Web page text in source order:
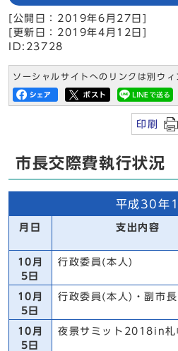
[公開日：2019年6月27日]
[更新日：2019年4月12日]
ID:23728
ソーシャルサイトへのリンクは別ウィ
印刷
市長交際費執行状況
平成30年
月日 支出内容
10月
5日
行政委員(本人)
10月
5日
行政委員(本人)・副市長
10月
5日
夜景サミット2018in札